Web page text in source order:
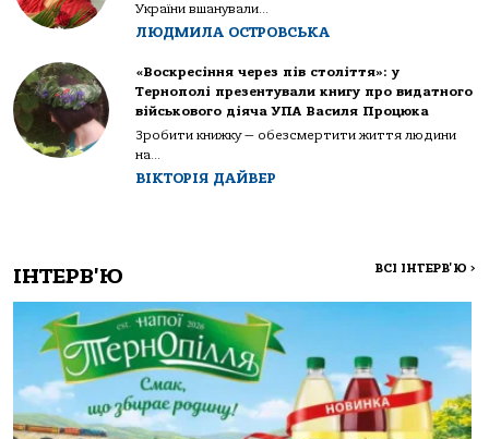
України вшанували...
ЛЮДМИЛА ОСТРОВСЬКА
«Воскресіння через пів століття»: у
Тернополі презентували книгу про видатного
військового діяча УПА Василя Процюка
Зробити книжку — обезсмертити життя людини
на...
ВІКТОРІЯ ДАЙВЕР
ІНТЕРВ'Ю ВСІ ІНТЕРВ'Ю >